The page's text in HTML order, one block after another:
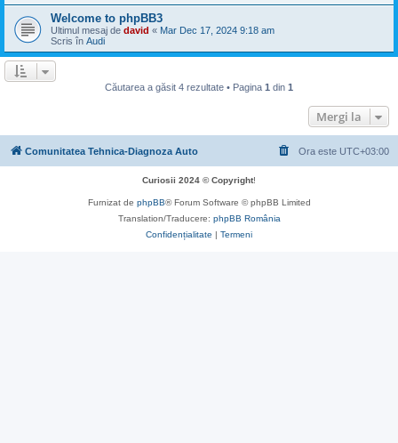
Welcome to phpBB3
Ultimul mesaj de david « Mar Dec 17, 2024 9:18 am
Scris în Audi
Căutarea a găsit 4 rezultate • Pagina 1 din 1
Mergi la
Comunitatea Tehnica-Diagnoza Auto Ora este UTC+03:00
Curiosii 2024 © Copyright!
Furnizat de phpBB® Forum Software © phpBB Limited
Translation/Traducere: phpBB România
Confidențialitate | Termeni